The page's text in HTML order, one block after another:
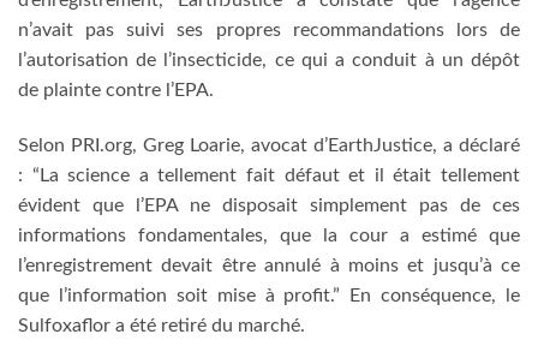
n’avait pas suivi ses propres recommandations lors de
l’autorisation de l’insecticide, ce qui a conduit à un dépôt
de plainte contre l’EPA.
Selon PRI.org, Greg Loarie, avocat d’EarthJustice, a déclaré
: “La science a tellement fait défaut et il était tellement
évident que l’EPA ne disposait simplement pas de ces
informations fondamentales, que la cour a estimé que
l’enregistrement devait être annulé à moins et jusqu’à ce
que l’information soit mise à profit.” En conséquence, le
Sulfoxaflor a été retiré du marché.